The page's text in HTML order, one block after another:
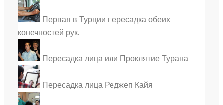
Первая в Турции пересадка обеих
конечностей рук.
Пересадка лица или Проклятие Турана
Пересадка лица Реджеп Кайя